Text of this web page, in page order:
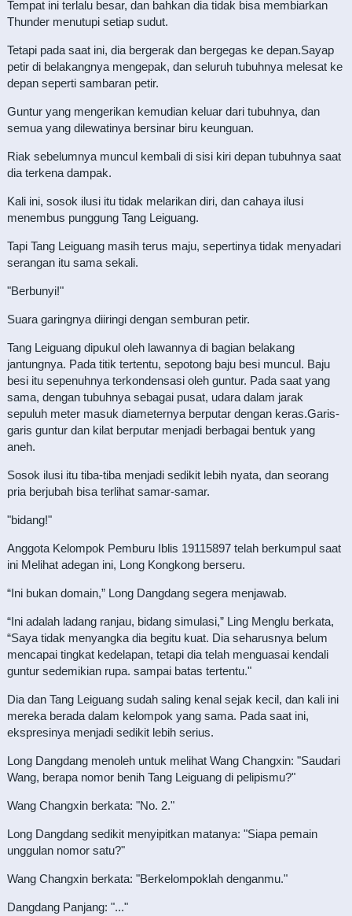
Tempat ini terlalu besar, dan bahkan dia tidak bisa membiarkan
Thunder menutupi setiap sudut.
Tetapi pada saat ini, dia bergerak dan bergegas ke depan.Sayap
petir di belakangnya mengepak, dan seluruh tubuhnya melesat ke
depan seperti sambaran petir.
Guntur yang mengerikan kemudian keluar dari tubuhnya, dan
semua yang dilewatinya bersinar biru keunguan.
Riak sebelumnya muncul kembali di sisi kiri depan tubuhnya saat
dia terkena dampak.
Kali ini, sosok ilusi itu tidak melarikan diri, dan cahaya ilusi
menembus punggung Tang Leiguang.
Tapi Tang Leiguang masih terus maju, sepertinya tidak menyadari
serangan itu sama sekali.
"Berbunyi!"
Suara garingnya diiringi dengan semburan petir.
Tang Leiguang dipukul oleh lawannya di bagian belakang
jantungnya. Pada titik tertentu, sepotong baju besi muncul. Baju
besi itu sepenuhnya terkondensasi oleh guntur. Pada saat yang
sama, dengan tubuhnya sebagai pusat, udara dalam jarak
sepuluh meter masuk diameternya berputar dengan keras.Garis-
garis guntur dan kilat berputar menjadi berbagai bentuk yang
aneh.
Sosok ilusi itu tiba-tiba menjadi sedikit lebih nyata, dan seorang
pria berjubah bisa terlihat samar-samar.
"bidang!"
Anggota Kelompok Pemburu Iblis 19115897 telah berkumpul saat
ini Melihat adegan ini, Long Kongkong berseru.
“Ini bukan domain,” Long Dangdang segera menjawab.
“Ini adalah ladang ranjau, bidang simulasi,” Ling Menglu berkata,
“Saya tidak menyangka dia begitu kuat. Dia seharusnya belum
mencapai tingkat kedelapan, tetapi dia telah menguasai kendali
guntur sedemikian rupa. sampai batas tertentu."
Dia dan Tang Leiguang sudah saling kenal sejak kecil, dan kali ini
mereka berada dalam kelompok yang sama. Pada saat ini,
ekspresinya menjadi sedikit lebih serius.
Long Dangdang menoleh untuk melihat Wang Changxin: "Saudari
Wang, berapa nomor benih Tang Leiguang di pelipismu?"
Wang Changxin berkata: "No. 2."
Long Dangdang sedikit menyipitkan matanya: "Siapa pemain
unggulan nomor satu?"
Wang Changxin berkata: "Berkelompoklah denganmu."
Dangdang Panjang: "..."